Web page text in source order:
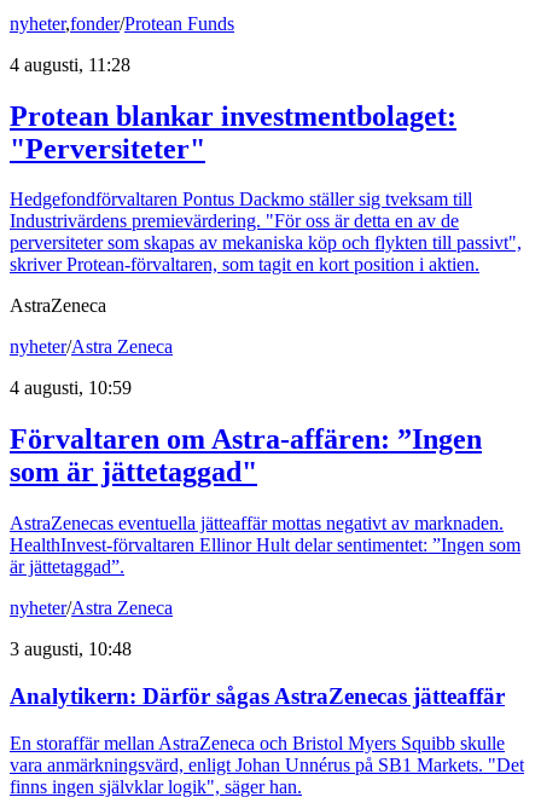
nyheter,fonder/Protean Funds
4 augusti, 11:28
Protean blankar investmentbolaget:
"Perversiteter"
Hedgefondförvaltaren Pontus Dackmo ställer sig tveksam till
Industrivärdens premievärdering. "För oss är detta en av de
perversiteter som skapas av mekaniska köp och flykten till passivt",
skriver Protean-förvaltaren, som tagit en kort position i aktien.
AstraZeneca
nyheter/Astra Zeneca
4 augusti, 10:59
Förvaltaren om Astra-affären: ”Ingen
som är jättetaggad"
AstraZenecas eventuella jätteaffär mottas negativt av marknaden.
HealthInvest-förvaltaren Ellinor Hult delar sentimentet: ”Ingen som
är jättetaggad”.
nyheter/Astra Zeneca
3 augusti, 10:48
Analytikern: Därför sågas AstraZenecas jätteaffär
En storaffär mellan AstraZeneca och Bristol Myers Squibb skulle
vara anmärkningsvärd, enligt Johan Unnérus på SB1 Markets. "Det
finns ingen självklar logik", säger han.